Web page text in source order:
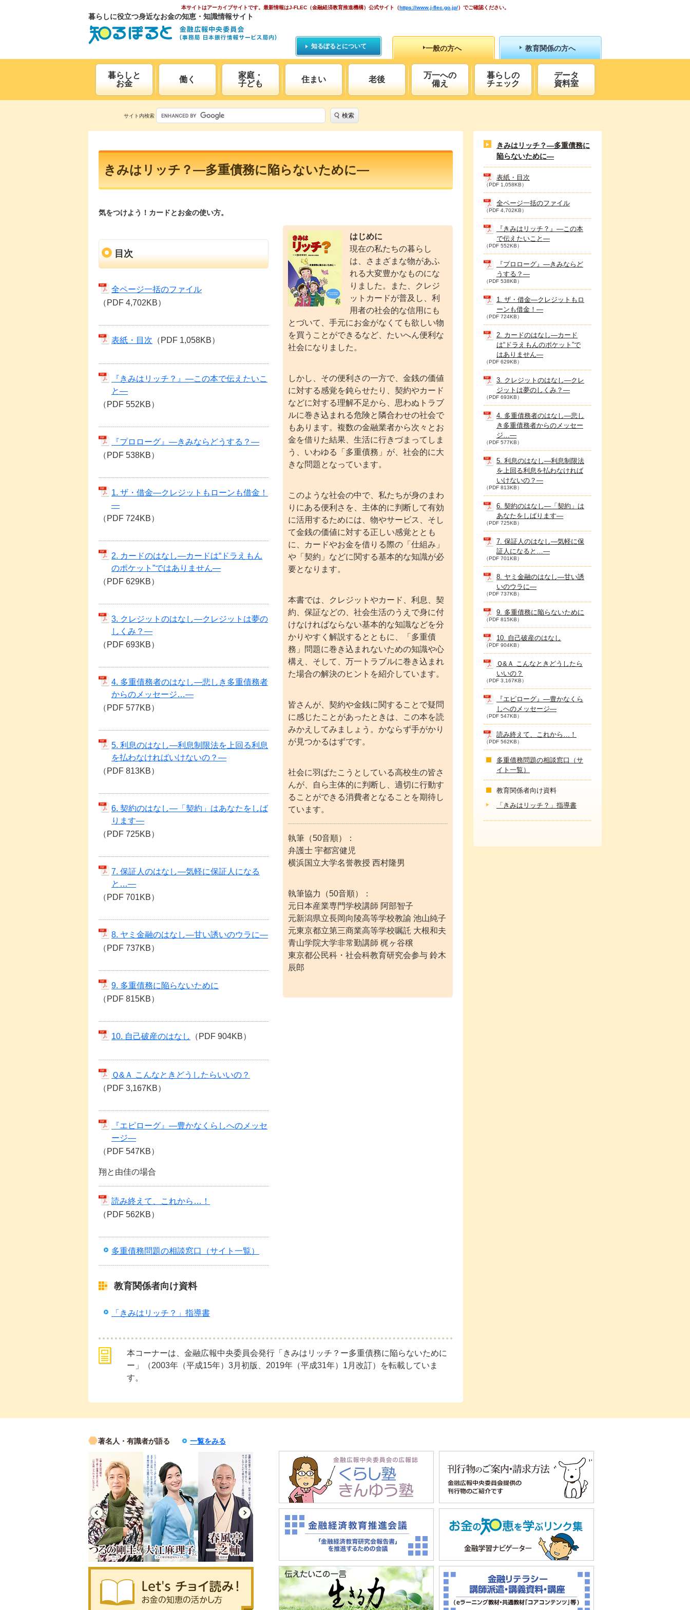
本サイトはアーカイブサイトです。 最新情報はJ-FLEC（金融経済教育推進機構）公式サイト （https://www.j-flec.go.jp/）でご確認ください。
暮らしに役立つ身近なお金の知恵・知識情報サイト
知るぽるとについて 一般の方へ 教育関係の方へ
暮らしと
お金
働く
家庭・
子ども
住まい 老後
万一への
備え
暮らしの
チェック
データ
資料室
サイト内検索 検索
きみはリッチ？―多重債務に陥らないために―
気をつけよう！カードとお金の使い方。
目次
全ページ一括のファイル
（PDF 4,702KB）
表紙・目次 （PDF 1,058KB）
『きみはリッチ？』―この本で伝えたいこ
と―
（PDF 552KB）
『プロローグ』―きみならどうする？―
（PDF 538KB）
1. ザ・借金―クレジットもローンも借金！
―
（PDF 724KB）
2. カードのはなし―カードは“ドラえもん
のポケット”ではありません―
（PDF 629KB）
3. クレジットのはなし―クレジットは夢の
しくみ？―
（PDF 693KB）
4. 多重債務者のはなし―悲しき多重債務者
からのメッセージ…―
（PDF 577KB）
5. 利息のはなし―利息制限法を上回る利息
を払わなければいけないの？―
（PDF 813KB）
6. 契約のはなし―「契約」はあなたをしば
ります―
（PDF 725KB）
7. 保証人のはなし―気軽に保証人になる
と…―
（PDF 701KB）
8. ヤミ金融のはなし―甘い誘いのウラに―
（PDF 737KB）
9. 多重債務に陥らないために
（PDF 815KB）
10. 自己破産のはなし （PDF 904KB）
Ｑ&Ａ こんなときどうしたらいいの？
（PDF 3,167KB）
『エピローグ』―豊かなくらしへのメッセ
ージ―
（PDF 547KB）
翔と由佳の場合
読み終えて、これから…！
（PDF 562KB）
多重債務問題の相談窓口（サイト一覧）
教育関係者向け資料
「きみはリッチ？」指導書
はじめに
現在の私たちの暮らし
は、さまざまな物があふ
れる大変豊かなものにな
りました。また、クレジ
ットカードが普及し、利
用者の社会的な信用にも
とづいて、手元にお金がなくても欲しい物
を買うことができるなど、たいへん便利な
社会になりました。
しかし、その便利さの一方で、金銭の価値
に対する感覚を鈍らせたり、契約やカード
などに対する理解不足から、思わぬトラブ
ルに巻き込まれる危険と隣合わせの社会で
もあります。複数の金融業者から次々とお
金を借りた結果、生活に行きづまってしま
う、いわゆる「多重債務」が、社会的に大
きな問題となっています。
このような社会の中で、私たちが身のまわ
りにある便利さを、主体的に判断して有効
に活用するためには、物やサービス、そし
て金銭の価値に対する正しい感覚ととも
に、カードやお金を借りる際の「仕組み」
や「契約」などに関する基本的な知識が必
要となります。
本書では、クレジットやカード、利息、契
約、保証などの、社会生活のうえで身に付
けなければならない基本的な知識などを分
かりやすく解説するとともに、「多重債
務」問題に巻き込まれないための知識や心
構え、そして、万一トラブルに巻き込まれ
た場合の解決のヒントを紹介しています。
皆さんが、契約や金銭に関することで疑問
に感じたことがあったときは、この本を読
みかえしてみましょう。かならず手がかり
が見つかるはずです。
社会に羽ばたこうとしている高校生の皆さ
んが、自ら主体的に判断し、適切に行動す
ることができる消費者となることを期待し
ています。
執筆（50音順）：
弁護士 宇都宮健児
横浜国立大学名誉教授 西村隆男
執筆協力（50音順）：
元日本産業専門学校講師 阿部智子
元新潟県立長岡向陵高等学校教諭 池山純子
元東京都立第三商業高等学校嘱託 大根和夫
青山学院大学非常勤講師 梶ヶ谷穣
東京都公民科・社会科教育研究会参与 鈴木
辰郎
本コーナーは、金融広報中央委員会発行「きみはリッチ？ー多重債務に陥らないために
ー」（2003年（平成15年）3月初版、2019年（平成31年）1月改訂）を転載していま
す。
きみはリッチ？―多重債務に
陥らないために―
表紙・目次
（PDF 1,058KB）
全ページ一括のファイル
（PDF 4,702KB）
『きみはリッチ？』―この本
で伝えたいこと―
（PDF 552KB）
『プロローグ』―きみならど
うする？―
（PDF 538KB）
1. ザ・借金―クレジットもロ
ーンも借金！―
（PDF 724KB）
2. カードのはなし―カード
は“ドラえもんのポケット”で
はありません―
（PDF 629KB）
3. クレジットのはなし―クレ
ジットは夢のしくみ？―
（PDF 693KB）
4. 多重債務者のはなし―悲し
き多重債務者からのメッセー
ジ…―
（PDF 577KB）
5. 利息のはなし―利息制限法
を上回る利息を払わなければ
いけないの？―
（PDF 813KB）
6. 契約のはなし―「契約」は
あなたをしばります―
（PDF 725KB）
7. 保証人のはなし―気軽に保
証人になると…―
（PDF 701KB）
8. ヤミ金融のはなし―甘い誘
いのウラに―
（PDF 737KB）
9. 多重債務に陥らないために
（PDF 815KB）
10. 自己破産のはなし
（PDF 904KB）
Ｑ&Ａ こんなときどうしたら
いいの？
（PDF 3,167KB）
『エピローグ』―豊かなくら
しへのメッセージ―
（PDF 547KB）
読み終えて、これから…！
（PDF 562KB）
多重債務問題の相談窓口（サ
イト一覧）
教育関係者向け資料
「きみはリッチ？」指導書
著名人・有識者が語る 一覧をみる